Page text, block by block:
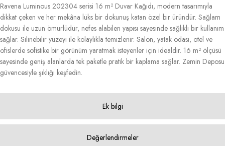
Ek bilgi
Değerlendirmeler
Ravena Luminous 202304 serisi 16 m² Duvar Kağıdı, modern tasarımıyla
dikkat çeken ve her mekâna lüks bir dokunuş katan özel bir üründür. Sağlam
dokusu ile uzun ömürlüdür, nefes alabilen yapısı sayesinde sağlıklı bir kullanım
sağlar. Silinebilir yüzeyi ile kolaylıkla temizlenir. Salon, yatak odası, otel ve
ofislerde sofistike bir görünüm yaratmak isteyenler için idealdir. 16 m² ölçüsü
sayesinde geniş alanlarda tek paketle pratik bir kaplama sağlar. Zemin Deposu
güvencesiyle şıklığı keşfedin.